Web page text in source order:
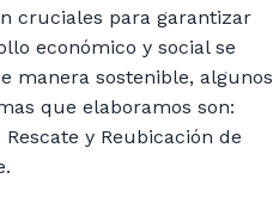
cruciales para garantizar
económico y social se
manera sostenible, algunos
que elaboramos son:
y Reubicación de